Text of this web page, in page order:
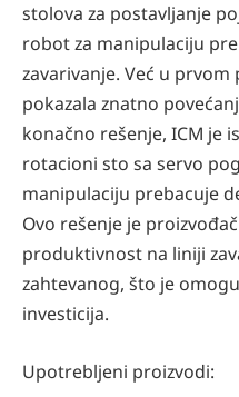
stolova za postavljanje
robot za manipulaciju
zavarivanje. Već u
pokazala znatno
konačno rešenje, ICM je
rotacioni sto sa servo
manipulaciju prebacuje
Ovo rešenje je
produktivnost na liniji
zahtevanog, što je
investicija.
Upotrebljeni proizvodi: